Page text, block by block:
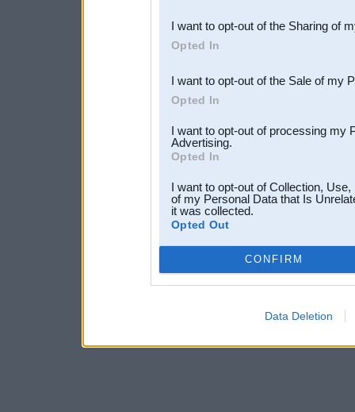
Downstream Participants
third parties.
I want to opt-out of the Sharing of
Opted In
I want to opt-out of the Sale of my
Opted In
I want to opt-out of processing my
Advertising.
Opted In
I want to opt-out of Collection,
of my Personal Data that Is
it was collected.
Opted Out
CONFIRM
Data Deletion